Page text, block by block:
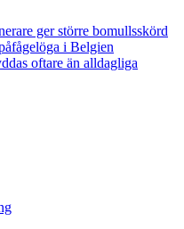
ger större bomullsskörd
i Belgien
oftare än alldagliga